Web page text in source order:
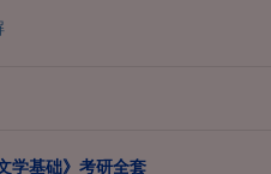
学基础》考研全套